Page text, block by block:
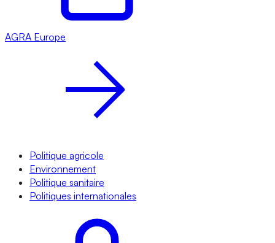
AGRA Europe
Politique agricole
Environnement
Politique sanitaire
Politiques internationales